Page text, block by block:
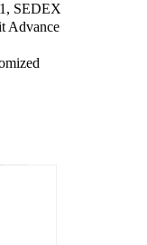
SEDEX
Advance